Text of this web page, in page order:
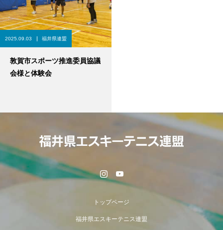
2025.09.03 福井県連盟
敦賀市スポーツ推進委員協議
会様と体験会
トップページ
福井県エスキーテニス連盟